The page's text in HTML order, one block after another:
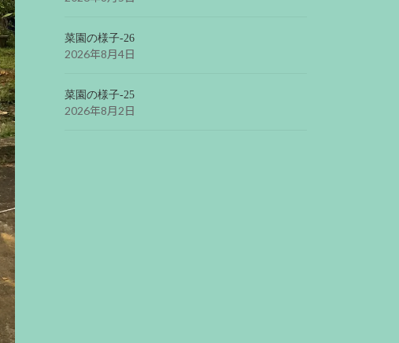
菜園の様子-26
2026年8月4日
菜園の様子-25
2026年8月2日